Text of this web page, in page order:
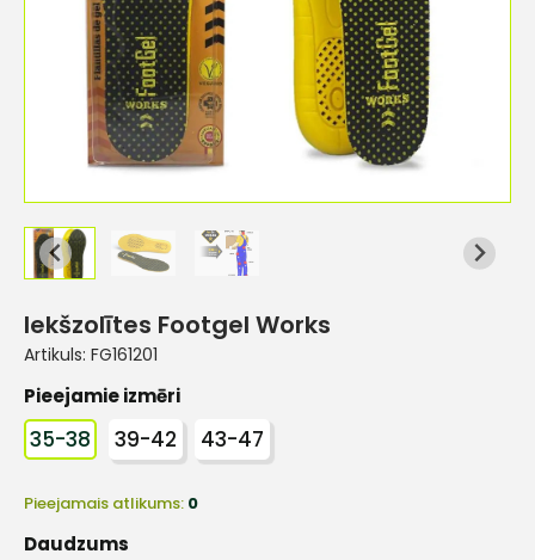
Iekšzolītes Footgel Works
Artikuls: FG161201
Pieejamie izmēri
35-38 39-42 43-47
Pieejamais atlikums: 0
Daudzums